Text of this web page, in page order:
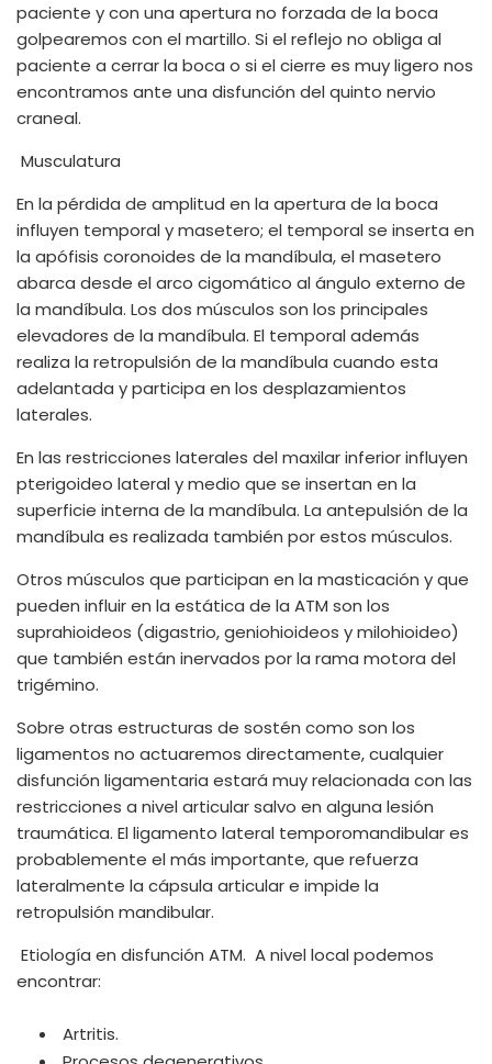
paciente y con una apertura no forzada de la boca
golpearemos con el martillo. Si el reflejo no obliga al
paciente a cerrar la boca o si el cierre es muy ligero nos
encontramos ante una disfunción del quinto nervio
craneal.
Musculatura
En la pérdida de amplitud en la apertura de la boca
influyen temporal y masetero; el temporal se inserta en
la apófisis coronoides de la mandíbula, el masetero
abarca desde el arco cigomático al ángulo externo de
la mandíbula. Los dos músculos son los principales
elevadores de la mandíbula. El temporal además
realiza la retropulsión de la mandíbula cuando esta
adelantada y participa en los desplazamientos
laterales.
En las restricciones laterales del maxilar inferior influyen
pterigoideo lateral y medio que se insertan en la
superficie interna de la mandíbula. La antepulsión de la
mandíbula es realizada también por estos músculos.
Otros músculos que participan en la masticación y que
pueden influir en la estática de la ATM son los
suprahioideos (digastrio, geniohioideos y milohioideo)
que también están inervados por la rama motora del
trigémino.
Sobre otras estructuras de sostén como son los
ligamentos no actuaremos directamente, cualquier
disfunción ligamentaria estará muy relacionada con las
restricciones a nivel articular salvo en alguna lesión
traumática. El ligamento lateral temporomandibular es
probablemente el más importante, que refuerza
lateralmente la cápsula articular e impide la
retropulsión mandibular.
Etiología en disfunción ATM. A nivel local podemos
encontrar:
Artritis.